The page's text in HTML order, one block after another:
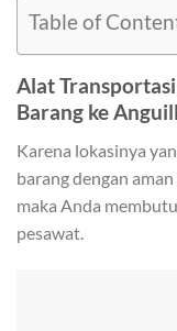
Table of
Alat
Barang ke
Karena lokasinya
barang dengan
maka Anda
pesawat.